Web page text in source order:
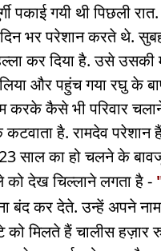
पकाई गयी थी पिछली
भर परेशान करते थे.
कर दिया है. उसे उसकी
और पहुंच गया रघु के
करके कैसे भी परिवार
कटवाता है. रामदेव
साल का हो चलने के
को देख चिल्लाने लगता है -
बंद कर देते. उन्हें अपने
को मिलते हैं चालीस